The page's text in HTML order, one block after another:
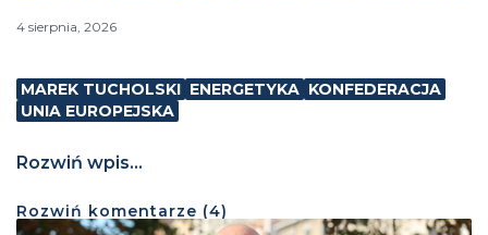
4 sierpnia, 2026
MAREK TUCHOLSKI ENERGETYKA KONFEDERACJA
UNIA EUROPEJSKA
Rozwiń wpis...
Rozwiń komentarze (4)